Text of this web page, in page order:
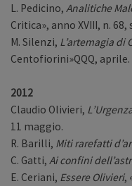
L. Pedicino, Analitiche
Critica», anno XVIII, n.
M. Silenzi, L’artemagia di
Centofiorini»QQQ, aprile.
2012
Claudio Olivieri,
11 maggio.
R. Barilli, Miti rarefatti
C. Gatti, Ai confini
E. Ceriani, Essere Olivieri,